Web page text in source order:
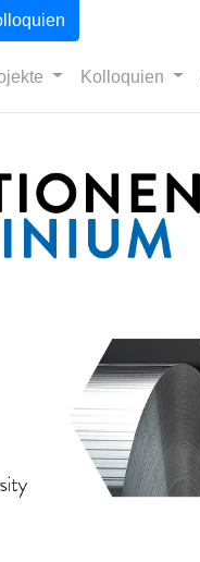
Kolloquien